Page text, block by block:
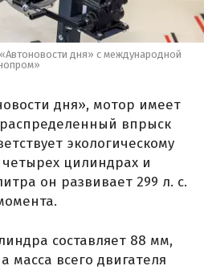
дня» с международной
дня», мотор имеет
впрыск
экологическому
четырех цилиндрах и
он развивает 299 л. с.
составляет 88 мм,
всего двигателя